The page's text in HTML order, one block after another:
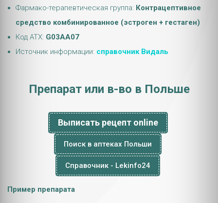
Фармако-терапевтическая группа: Контрацептивное
средство комбинированное (эстроген + гестаген)
Код АТХ: G03AA07
Источник информации: справочник Видаль
Препарат или в-во в Польше
Выписать рецепт online
Поиск в аптеках Польши
Справочник - Lekinfo24
Пример препарата